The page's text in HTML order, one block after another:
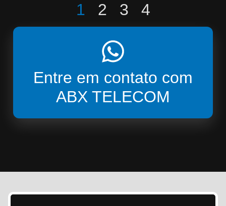
1 2 3 4
Entre em contato com
ABX TELECOM